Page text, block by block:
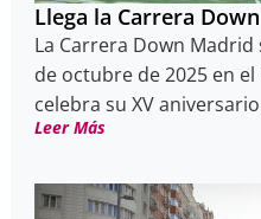
Llega la Carrera
La Carrera Down
de octubre de 2025 en el
celebra su XV
Leer Más